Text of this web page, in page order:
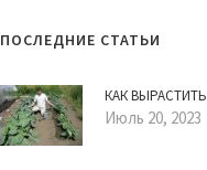
ПОСЛЕДНИЕ СТАТЬИ
КАК
Июль 20, 2023